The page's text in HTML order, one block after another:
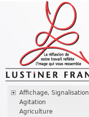
Affichage, Signalisation
Agitation
Agriculture